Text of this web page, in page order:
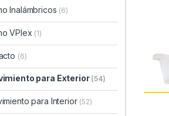
Inalámbricos (6)
VPlex (1)
(6)
para Exterior (54)
para Interior (52)